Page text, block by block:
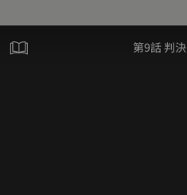
第9話 判決